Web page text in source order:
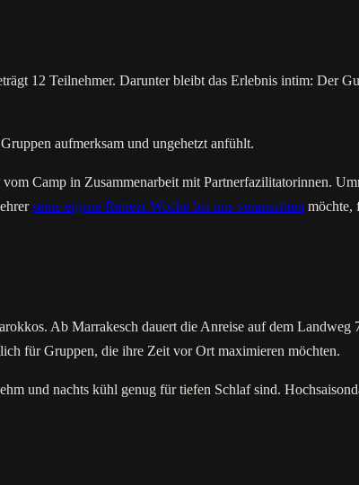
12 Teilnehmer. Darunter bleibt das Erlebnis intim: Der
aufmerksam und ungehetzt anfühlt.
Camp in Zusammenarbeit mit Partnerfazilitatorinnen.
seine eigene Retreat-Woche bei uns veranstalten möchte,
Ab Marrakesch dauert die Anreise auf dem Landweg
für Gruppen, die ihre Zeit vor Ort maximieren möchten.
und nachts kühl genug für tiefen Schlaf sind.